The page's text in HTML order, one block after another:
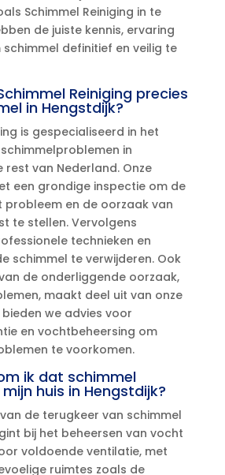
Schimmel Reiniging in te
de juiste kennis, ervaring
definitief en veilig te
Reiniging precies
in Hengstdijk?
is gespecialiseerd in het
in
rest van Nederland.​ Onze
een grondige inspectie om de
probleem en de oorzaak van
te stellen.​ Vervolgens
technieken en
schimmel te verwijderen.​ Ook
de onderliggende oorzaak,
maakt deel uit van onze
we advies voor
en vochtbeheersing om
te voorkomen.​
ik dat schimmel
huis in Hengstdijk?
de terugkeer van schimmel
bij het beheersen van vocht
voldoende ventilatie, met
ruimtes zoals de